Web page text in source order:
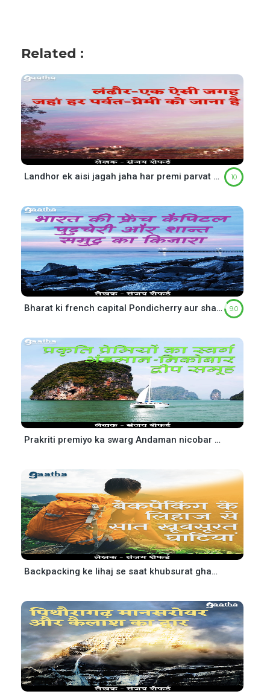
Related :
Landhor ek aisi jagah jaha har premi parvat ko jana hai ( लंढौर एक ऐसी जगह जहां हर पर्वत-प्रेमी को जाना) 10
Bharat ki french capital Pondicherry aur shant samundra ka kinara ( भारत की फ्रेंच कैपिटल पुदुचेरी और शान्त समुद्र का किनारा) 9.0
Prakriti premiyo ka swarg Andaman nicobar dweep samooh ( प्रकृति प्रेमियों का स्वर्ग अंडमान-निकोबार द्वीप समूह)
Backpacking ke lihaj se saat khubsurat ghaatiya (बैकपैकिंग के लिहाज से सात खूबसूरत घाटियां)